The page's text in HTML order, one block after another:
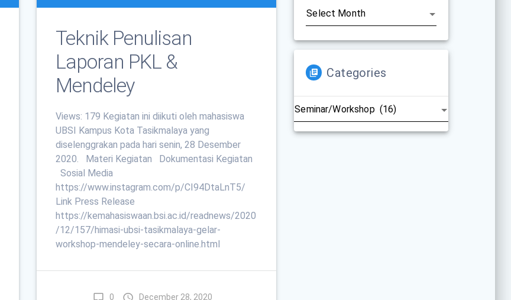
Teknik Penulisan
Laporan PKL &
Mendeley
Views: 179 Kegiatan ini diikuti oleh mahasiswa
UBSI Kampus Kota Tasikmalaya yang
diselenggrakan pada hari senin, 28 Desember
2020. Materi Kegiatan Dokumentasi Kegiatan
Sosial Media
https://www.instagram.com/p/CI94DtaLnT5/
Link Press Release
https://kemahasiswaan.bsi.ac.id/readnews/2020
/12/157/himasi-ubsi-tasikmalaya-gelar-
workshop-mendeley-secara-online.html
0
December 28, 2020
Categories